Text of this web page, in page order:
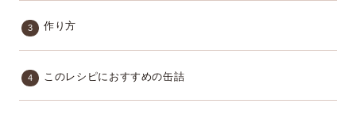
作り方
このレシピにおすすめの缶詰